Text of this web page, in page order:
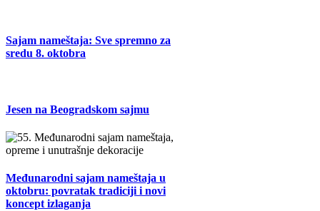
Sajam nameštaja: Sve spremno za
sredu 8. oktobra
Jesen na Beogradskom sajmu
Međunarodni sajam nameštaja u
oktobru: povratak tradiciji i novi
koncept izlaganja